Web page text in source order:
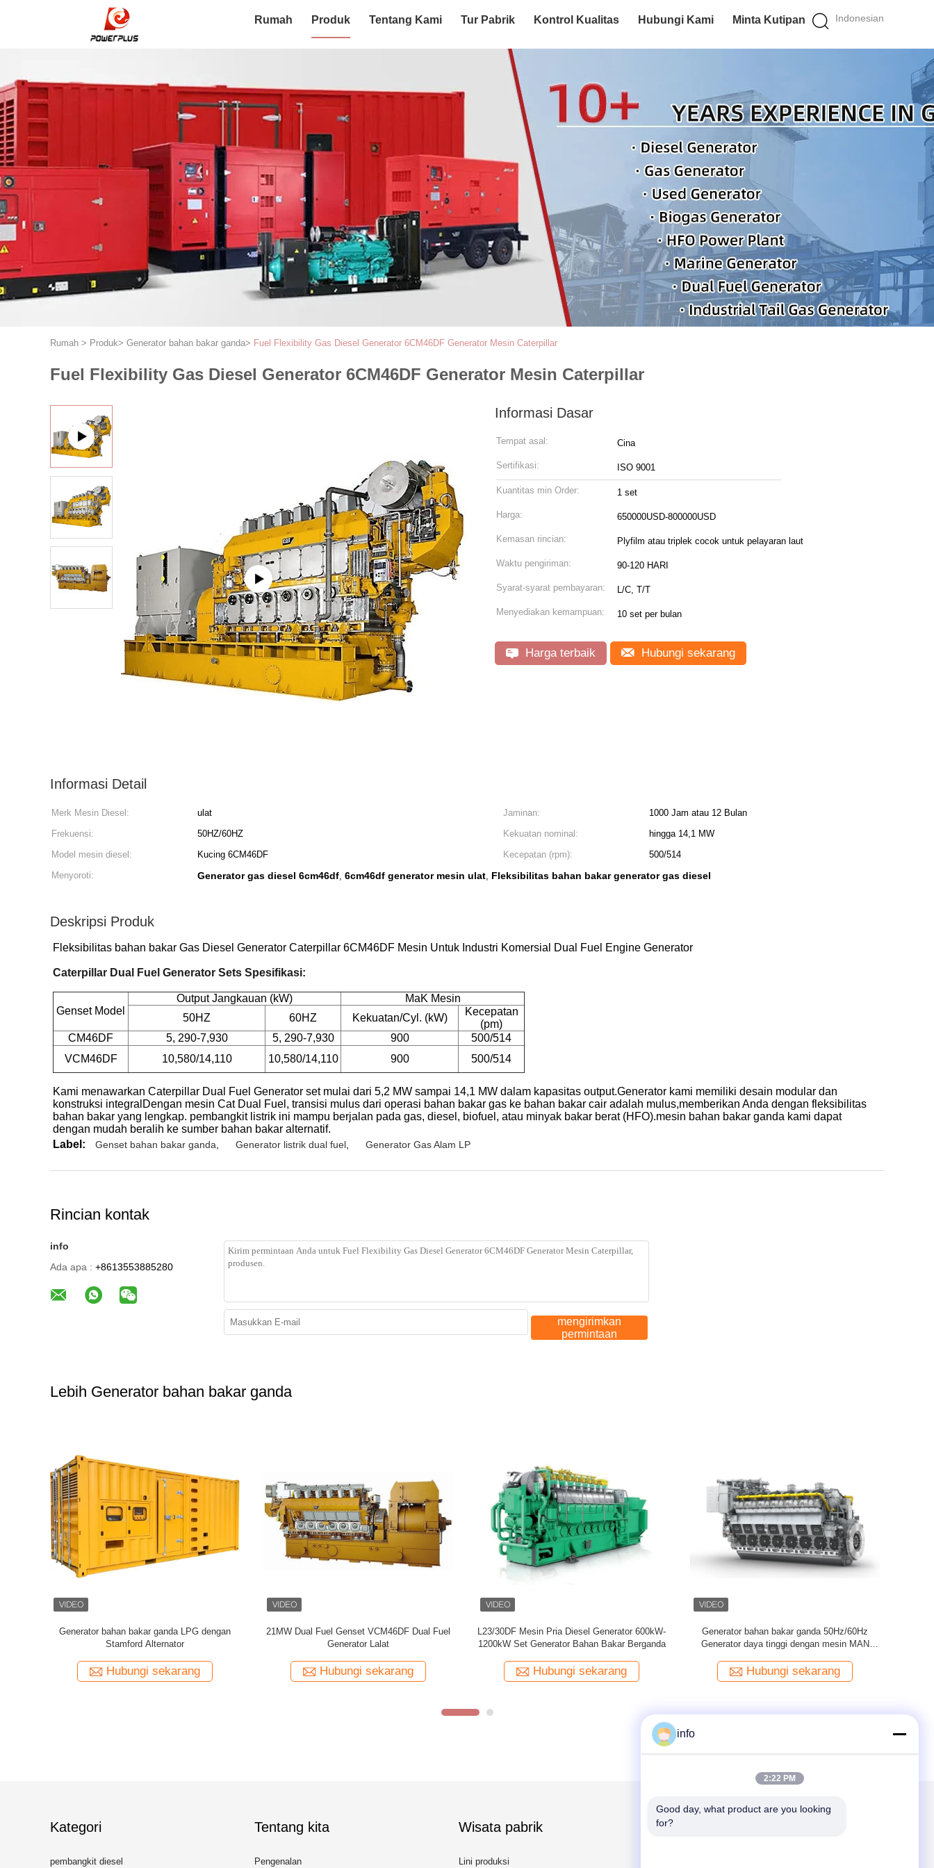
Indonesian
Rumah Produk Tentang Kami Tur Pabrik Kontrol Kualitas Hubungi Kami Minta Kutipan
Rumah > Produk> Generator bahan bakar ganda> Fuel Flexibility Gas Diesel Generator 6CM46DF Generator Mesin Caterpillar
Fuel Flexibility Gas Diesel Generator 6CM46DF Generator Mesin Caterpillar
Informasi Dasar
Tempat asal: Cina
Sertifikasi: ISO 9001
Kuantitas min Order: 1 set
Harga: 650000USD-800000USD
Kemasan rincian: Plyfilm atau triplek cocok untuk pelayaran laut
Waktu pengiriman: 90-120 HARI
Syarat-syarat pembayaran: L/C, T/T
Menyediakan kemampuan: 10 set per bulan
Harga terbaik Hubungi sekarang
Informasi Detail
Merk Mesin Diesel: ulat Jaminan:
1000 Jam atau 12 Bulan
Frekuensi:
50HZ/60HZ Kekuatan nominal:
hingga 14,1 MW
Model mesin diesel:
Kucing 6CM46DF Kecepatan (rpm):
500/514
Menyoroti:
Generator gas diesel 6cm46df, 6cm46df generator mesin ulat, Fleksibilitas bahan bakar generator gas diesel
Deskripsi Produk
Fleksibilitas bahan bakar Gas Diesel Generator Caterpillar 6CM46DF Mesin Untuk Industri Komersial Dual Fuel Engine Generator
Caterpillar Dual Fuel Generator Sets Spesifikasi:
Genset Model
Output Jangkauan (kW) MaK Mesin
50HZ
60HZ Kekuatan/Cyl. (kW)
Kecepatan
(pm)
CM46DF
5, 290-7,930 5, 290-7,930 900
500/514
VCM46DF
10,580/14,110 10,580/14,110 900 500/514
Kami menawarkan Caterpillar Dual Fuel Generator set mulai dari 5,2 MW sampai 14,1 MW dalam kapasitas output.Generator kami memiliki desain modular dan
konstruksi integralDengan mesin Cat Dual Fuel, transisi mulus dari operasi bahan bakar gas ke bahan bakar cair adalah mulus,memberikan Anda dengan fleksibilitas
bahan bakar yang lengkap. pembangkit listrik ini mampu berjalan pada gas, diesel, biofuel, atau minyak bakar berat (HFO).mesin bahan bakar ganda kami dapat
dengan mudah beralih ke sumber bahan bakar alternatif.
Label:
Genset bahan bakar ganda Generator listrik dual fuel Generator Gas Alam LP
Rincian kontak
info
Ada apa : +8613553885280
mengirimkan
permintaan
Lebih Generator bahan bakar ganda
600kW-
Generator bahan bakar ganda 50Hz/60Hz
Generator daya tinggi dengan mesin MAN
Hubungi sekarang
5000kW 14000kW Caterpillar Dual Fuel
Generator 12CM46DF Mesin
Hubungi sekarang
3 Fase MAN Diesel Generator 50HZ/60HZ LP
Gas Alam Generator
Hubungi sekarang
MAN L35/44DF Dual Fuel Power Generator
20700kW Untuk kantor komersial
Hubungi sekarang
Kategori
pembangkit diesel
Tentang kita
Pengenalan
Wisata pabrik
Lini produksi
Kirimkan Kami
info
2:22 PM
Good day, what product are you looking
for?